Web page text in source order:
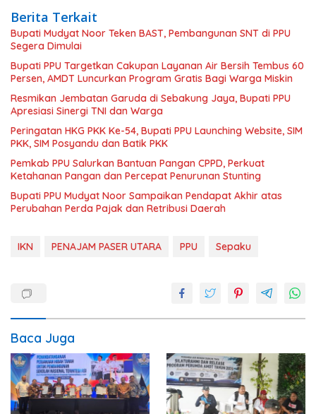
Berita Terkait
Bupati Mudyat Noor Teken BAST, Pembangunan SNT di PPU
Segera Dimulai
Bupati PPU Targetkan Cakupan Layanan Air Bersih Tembus 60
Persen, AMDT Luncurkan Program Gratis Bagi Warga Miskin
Resmikan Jembatan Garuda di Sebakung Jaya, Bupati PPU
Apresiasi Sinergi TNI dan Warga
Peringatan HKG PKK Ke-54, Bupati PPU Launching Website, SIM
PKK, SIM Posyandu dan Batik PKK
Pemkab PPU Salurkan Bantuan Pangan CPPD, Perkuat
Ketahanan Pangan dan Percepat Penurunan Stunting
Bupati PPU Mudyat Noor Sampaikan Pendapat Akhir atas
Perubahan Perda Pajak dan Retribusi Daerah
IKN PENAJAM PASER UTARA PPU Sepaku
Baca Juga